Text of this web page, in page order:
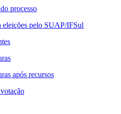
processo
eleições pelo SUAP/IFSul
após recursos